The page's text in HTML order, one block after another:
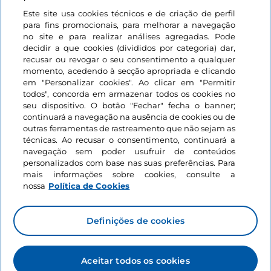
um bombardeamento alemão.
Iniciar sessão
Mantenha-se em contacto
Este site usa cookies técnicos e de criação de perfil
para fins promocionais, para melhorar a navegação
no site e para realizar análises agregadas. Pode
decidir a que cookies (divididos por categoria) dar,
recusar ou revogar o seu consentimento a qualquer
momento, acedendo à secção apropriada e clicando
em "Personalizar cookies". Ao clicar em "Permitir
todos", concorda em armazenar todos os cookies no
seu dispositivo. O botão "Fechar" fecha o banner;
continuará a navegação na ausência de cookies ou de
outras ferramentas de rastreamento que não sejam as
técnicas. Ao recusar o consentimento, continuará a
navegação sem poder usufruir de conteúdos
personalizados com base nas suas preferências. Para
mais informações sobre cookies, consulte a
nossa Política de Cookies
Definições de cookies
Aceitar todos os cookies